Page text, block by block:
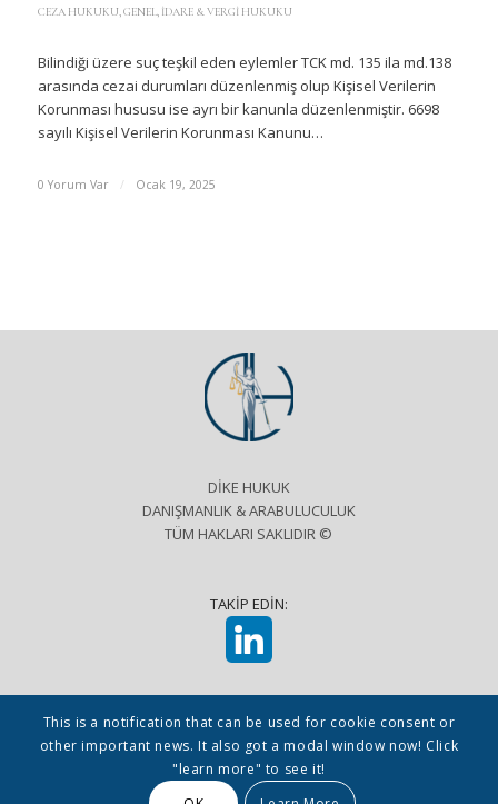
CEZA HUKUKU,GENEL, İDARE & VERGI HUKUKU
Bilindiği üzere suç teşkil eden eylemler TCK md. 135 ila md.138
arasında cezai durumları düzenlenmiş olup Kişisel Verilerin
Korunması hususu ise ayrı bir kanunla düzenlenmiştir. 6698
sayılı Kişisel Verilerin Korunması Kanunu…
0 Yorum Var / Ocak 19, 2025
DİKE HUKUK
DANIŞMANLIK & ARABULUCULUK
TÜM HAKLARI SAKLIDIR ©
TAKİP EDİN:
KVKK ve Aydınlatma Metni Kullanım Koşulları
This is a notification that can be used for cookie consent or
other important news. It also got a modal window now! Click
"learn more" to see it!